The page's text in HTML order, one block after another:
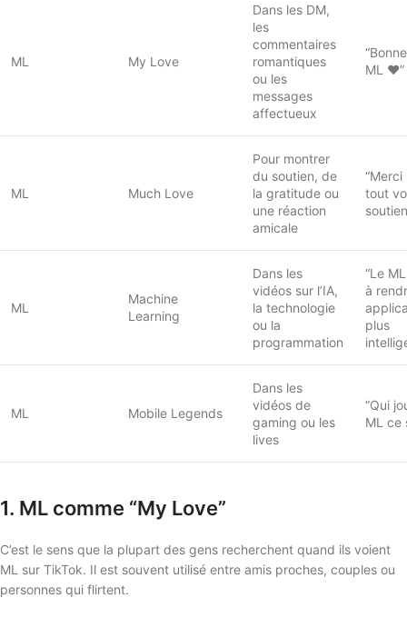
ML My Love
Dans les DM,
les
commentaires
romantiques
ou les
messages
affectueux
ML ❤️”
ML Much Love
Pour montrer
du soutien, de
la gratitude ou
une réaction
amicale
“Merci
tout
ML
Machine
Learning
Dans les
vidéos sur l’IA,
la technologie
ou la
programmation
“Le
à
plus
ML Mobile Legends
Dans les
vidéos de
gaming ou les
lives
“Qui
ML ce
1. ML comme “My Love”
C’est le sens que la plupart des gens recherchent quand ils voient
ML sur TikTok. Il est souvent utilisé entre amis proches, couples ou
personnes qui flirtent.